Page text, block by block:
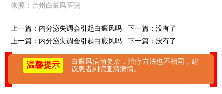
来源： 台州白癜风医院
上一篇： 内分泌失调会引起白癜风吗 下一篇：没有了
上一篇： 内分泌失调会引起白癜风吗 下一篇：没有了
温馨提示
白癜风病情复杂，治疗方法也不相同，建
议患者到院查清病情。